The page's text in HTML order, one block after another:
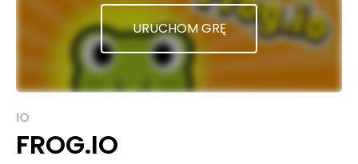
URUCHOM GRĘ
IO
FROG.IO